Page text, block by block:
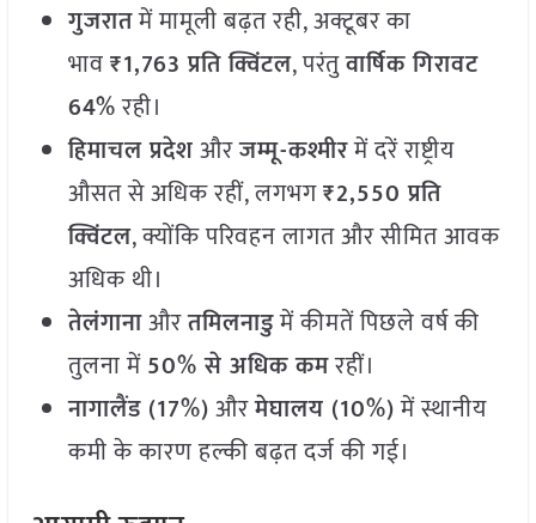
गुजरातमें मामूली बढ़त रही, अक्टूबर का
भाव₹1,763 प्रति क्विंटल, परंतुवार्षिक गिरावट
64%रही।
हिमाचल प्रदेशऔरजम्मू-कश्मीरमें दरें राष्ट्रीय
औसत से अधिक रहीं, लगभग₹2,550 प्रति
क्विंटल, क्योंकि परिवहन लागत और सीमित आवक
अधिक थी।
तेलंगानाऔरतमिलनाडुमें कीमतें पिछले वर्ष की
तुलना में50% से अधिक कमरहीं।
नागालैंड (17%)औरमेघालय (10%)में स्थानीय
कमी के कारण हल्की बढ़त दर्ज की गई।